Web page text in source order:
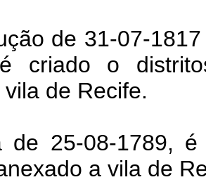
de 31-07-
é criado o
de Recife.
de 25-08-1789,
a vila de